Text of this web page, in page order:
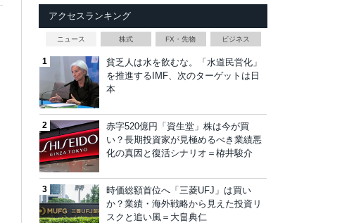
アクセスランキング
ニュース 株式 FX・先物 ビジネス
貧乏人は水を飲むな。「水道民営化」
を推進するIMF、次のターゲットは日
本
赤字520億円「資生堂」株は今が買
い？長期投資家が見極めるべき業績悪
化の真因と復活シナリオ＝栫井駿介
時価総額首位へ「三菱UFJ」は買い
か？業績・海外戦略から見えた投資リ
スクと追い風＝大畠典仁